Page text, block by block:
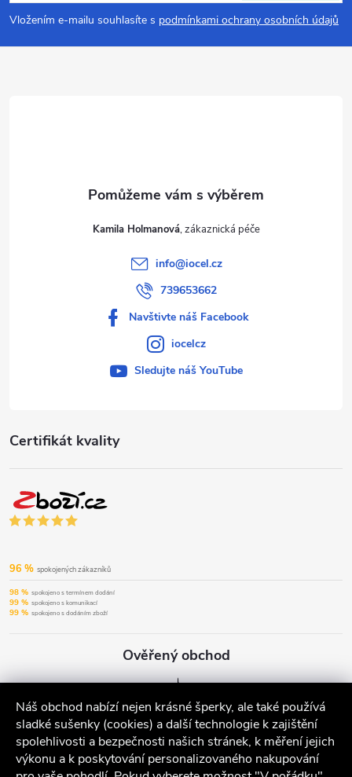
Náš obchod nabízí nejen krásné šperky, ale také používá
sladké sušenky (cookies) a další technologie k zajištění
spolehlivosti a bezpečnosti našich stránek, k měření jejich
výkonu a k poskytování personalizovaného nakupování
p
a
Vložením e-mailu souhlasíte s podmínkami ochrany osobních údajů
Certifikát kvality
96 % spokojených zákazníků
98 % spokojeno s termínem dodání
99 % spokojeno s komunikací
99 % spokojeno s dodáním zboží
Ověřený obchod
Kamila Holmanová
info@iocel.cz
739653662
Navštivte náš Facebook
iocelcz
Sledujte náš YouTube